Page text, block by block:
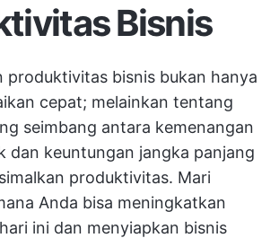
Bisnis
produktivitas bisnis bukan hanya
cepat; melainkan tentang
seimbang antara kemenangan
dan keuntungan jangka panjang
produktivitas. Mari
Anda bisa meningkatkan
ini dan menyiapkan bisnis